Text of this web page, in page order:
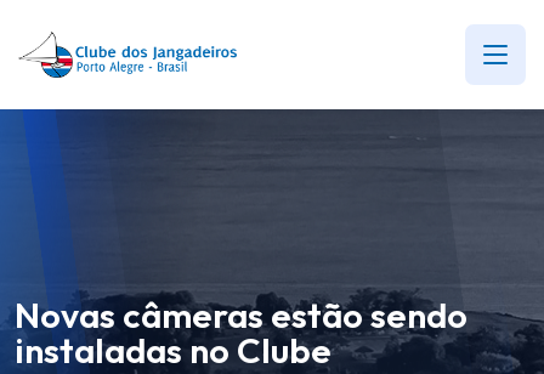
Novas câmeras estão sendo
instaladas no Clube